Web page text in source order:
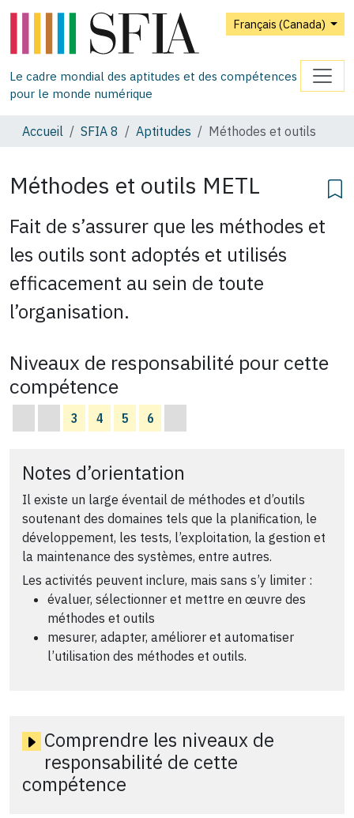
Français (Canada)
Le cadre mondial des aptitudes et des compétences
pour le monde numérique
Accueil SFIA 8 Aptitudes Méthodes et outils
Méthodes et outils METL
Fait de s’assurer que les méthodes et
les outils sont adoptés et utilisés
efficacement au sein de toute
l’organisation.
Niveaux de responsabilité pour cette
compétence
3 4 5 6
Notes d’orientation
Il existe un large éventail de méthodes et d’outils
soutenant des domaines tels que la planification, le
développement, les tests, l’exploitation, la gestion et
la maintenance des systèmes, entre autres.
Les activités peuvent inclure, mais sans s’y limiter :
évaluer, sélectionner et mettre en œuvre des
méthodes et outils
mesurer, adapter, améliorer et automatiser
l’utilisation des méthodes et outils.
Comprendre les niveaux de
responsabilité de cette
compétence